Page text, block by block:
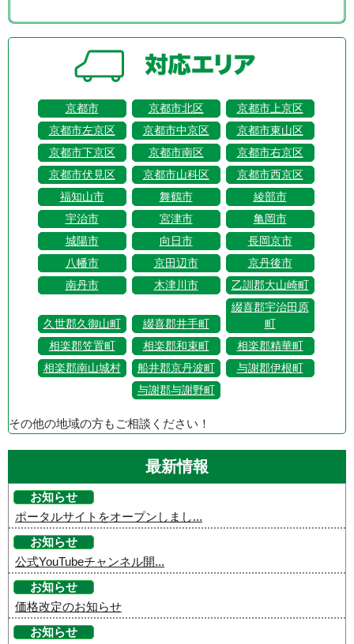
京都市 京都市北区
京都市上京区
京都市左京区
京都市中京区
京都市東山区
京都市下京区
京都市南区
京都市右京区
京都市伏見区
京都市山科区
京都市西京区
福知山市
舞鶴市
綾部市
宇治市
宮津市
亀岡市
城陽市
向日市
長岡京市
八幡市
京田辺市
京丹後市
南丹市
木津川市 乙訓郡大山崎町
久世郡久御山町 綴喜郡井手町
綴喜郡宇治田原
町
相楽郡笠置町
相楽郡和束町
相楽郡精華町
相楽郡南山城村
船井郡京丹波町
与謝郡伊根町
与謝郡与謝野町
その他の地域の方もご相談ください！
最新情報
お知らせ
ポータルサイトをオープンしまし...
お知らせ
公式YouTubeチャンネル開...
お知らせ
価格改定のお知らせ
お知らせ